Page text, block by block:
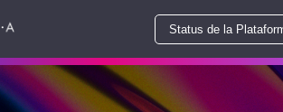
Status de la